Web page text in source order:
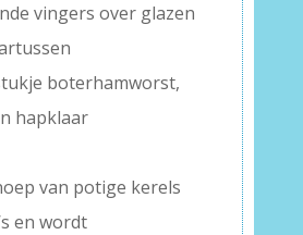
vingers over glazen
boterhamworst,
hapklaar
van potige kerels
en wordt